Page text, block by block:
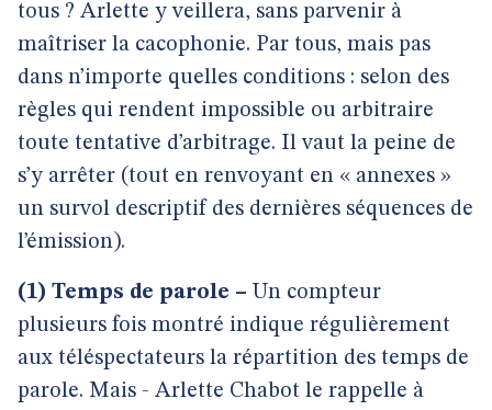
tous ? Arlette y veillera, sans parvenir à
maîtriser la cacophonie. Par tous, mais pas
dans n’importe quelles conditions : selon des
règles qui rendent impossible ou arbitraire
toute tentative d’arbitrage. Il vaut la peine de
s’y arrêter (tout en renvoyant en « annexes »
un survol descriptif des dernières séquences de
l’émission).
(1) Temps de parole – Un compteur
plusieurs fois montré indique régulièrement
aux téléspectateurs la répartition des temps de
parole. Mais - Arlette Chabot le rappelle à